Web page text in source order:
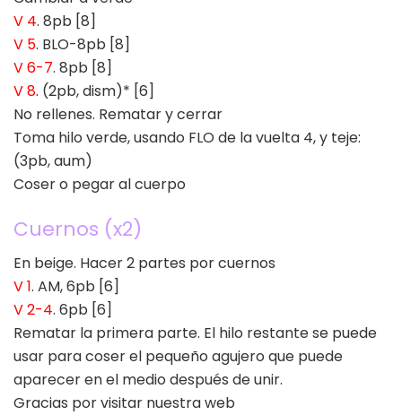
V 4. 8pb [8]
V 5. BLO-8pb [8]
V 6-7. 8pb [8]
V 8. (2pb, dism)* [6]
No rellenes. Rematar y cerrar
Toma hilo verde, usando FLO de la vuelta 4, y teje:
(3pb, aum)
Coser o pegar al cuerpo
Cuernos (x2)
En beige. Hacer 2 partes por cuernos
V 1. AM, 6pb [6]
V 2-4. 6pb [6]
Rematar la primera parte. El hilo restante se puede
usar para coser el pequeño agujero que puede
aparecer en el medio después de unir.
Gracias por visitar nuestra web